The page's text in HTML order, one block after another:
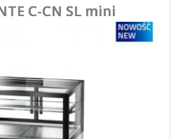
C-CN SL mini